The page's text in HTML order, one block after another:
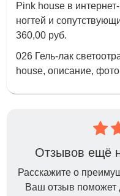
Pink house в
ногтей и
360,00 руб.
026 Гель-лак
house, описание,
Отзывов ещё
Расскажите о
Ваш отзыв поможет